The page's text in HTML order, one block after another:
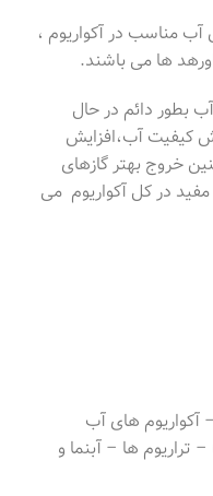
آب مناسب در آکواریوم ،
ها می باشند.
بطور دائم در حال
کیفیت آب،افزایش
خروج بهتر گازهای
در کل آکواریوم می
آکواریوم های آب
ها – آبنما و